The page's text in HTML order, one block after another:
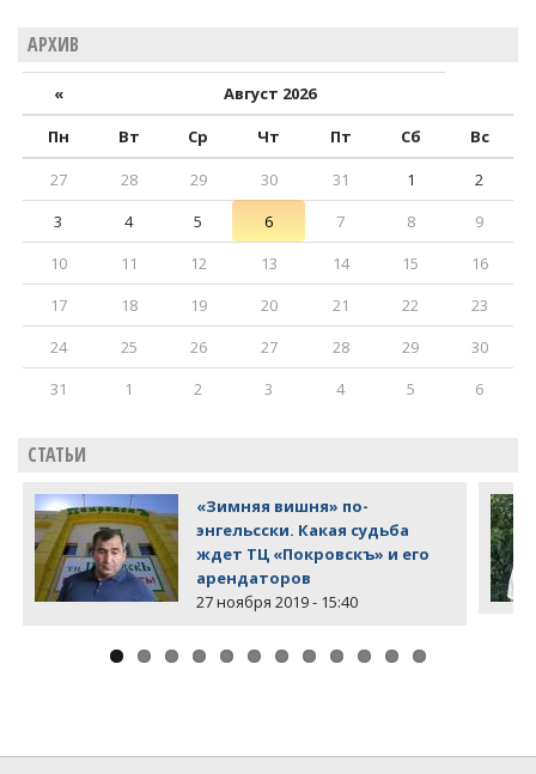
АРХИВ
«
Август 2026
Пн
Вт Ср Чт Пт Сб
Вс
27
28 29 30 31 1
2
3
4 5 6 7 8
9
10
11 12 13 14 15
16
17
18 19 20 21 22
23
24
25 26 27 28 29
30
31
1 2 3 4 5 6
СТАТЬИ
«Зимняя вишня» по-
энгельсски. Какая судьба
ждет ТЦ «Покровскъ» и его
арендаторов
27 ноября 2019 - 15:40